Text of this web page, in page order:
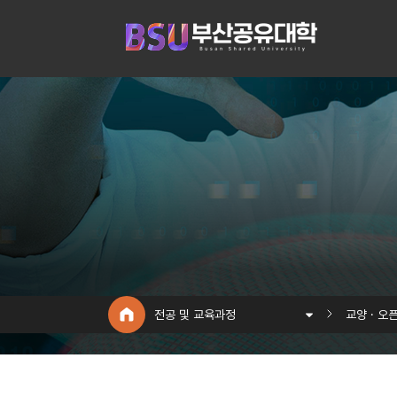
전공 및 교육과정 교양 · 오